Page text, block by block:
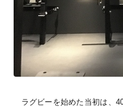
ラグビーを始めた当初は、